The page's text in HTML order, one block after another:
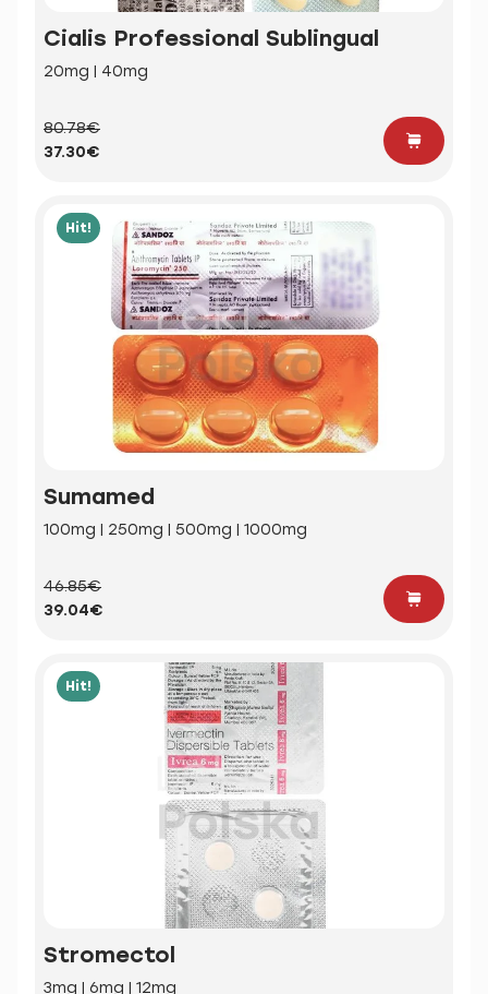
Cialis Professional Sublingual
20mg | 40mg
80.78€
37.30€
Hit!
Sumamed
100mg | 250mg | 500mg | 1000mg
46.85€
39.04€
Hit!
Stromectol
3mg | 6mg | 12mg